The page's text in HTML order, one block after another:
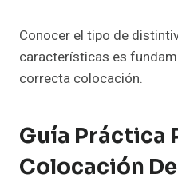
Conocer el tipo de
características es
correcta colocación.
Guía Práctica
Colocación